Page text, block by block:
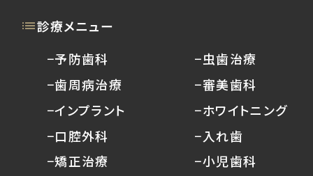
診療メニュー
−予防歯科
−歯周病治療
−インプラント
−口腔外科
−矯正治療
−虫歯治療
−審美歯科
−ホワイトニング
−入れ歯
−小児歯科